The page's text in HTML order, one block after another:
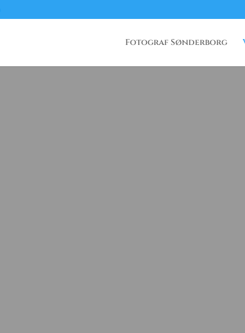
Fotograf Sønderborg